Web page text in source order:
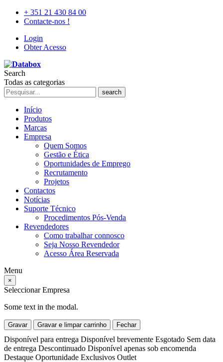
+ 351 21 430 84 00
Contacte-nos !
Login
Obter Acesso
Search
Todas as categorias
search
Início
Produtos
Marcas
Empresa
Quem Somos
Gestão e Ética
Oportunidades de Emprego
Recrutamento
Projetos
Contactos
Notícias
Suporte Técnico
Procedimentos Pós-Venda
Revendedores
Como trabalhar connosco
Seja Nosso Revendedor
Acesso Área Reservada
Menu
×
Seleccionar Empresa
Some text in the modal.
Gravar Gravar e limpar carrinho Fechar
Disponível para entrega Disponível brevemente Esgotado Sem data
de entrega Descontinuado Disponível apenas sob encomenda
Destaque Oportunidade Exclusivos Outlet